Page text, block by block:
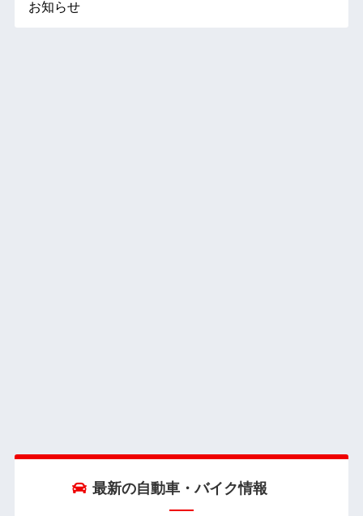
お知らせ
最新の自動車・バイク情報